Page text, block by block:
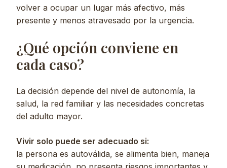
volver a ocupar un lugar más afectivo, más
presente y menos atravesado por la urgencia.
¿Qué opción conviene en
cada caso?
La decisión depende del nivel de autonomía, la
salud, la red familiar y las necesidades concretas
del adulto mayor.
Vivir solo puede ser adecuado si:
la persona es autoválida, se alimenta bien, maneja